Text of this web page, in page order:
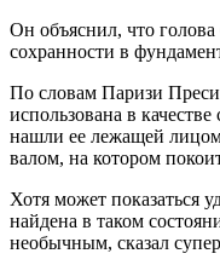
Он объяснил, что
сохранности в
По словам Паризи
использована в
нашли ее лежащей
валом, на котором
Хотя может показаться
найдена в таком
необычным, сказал